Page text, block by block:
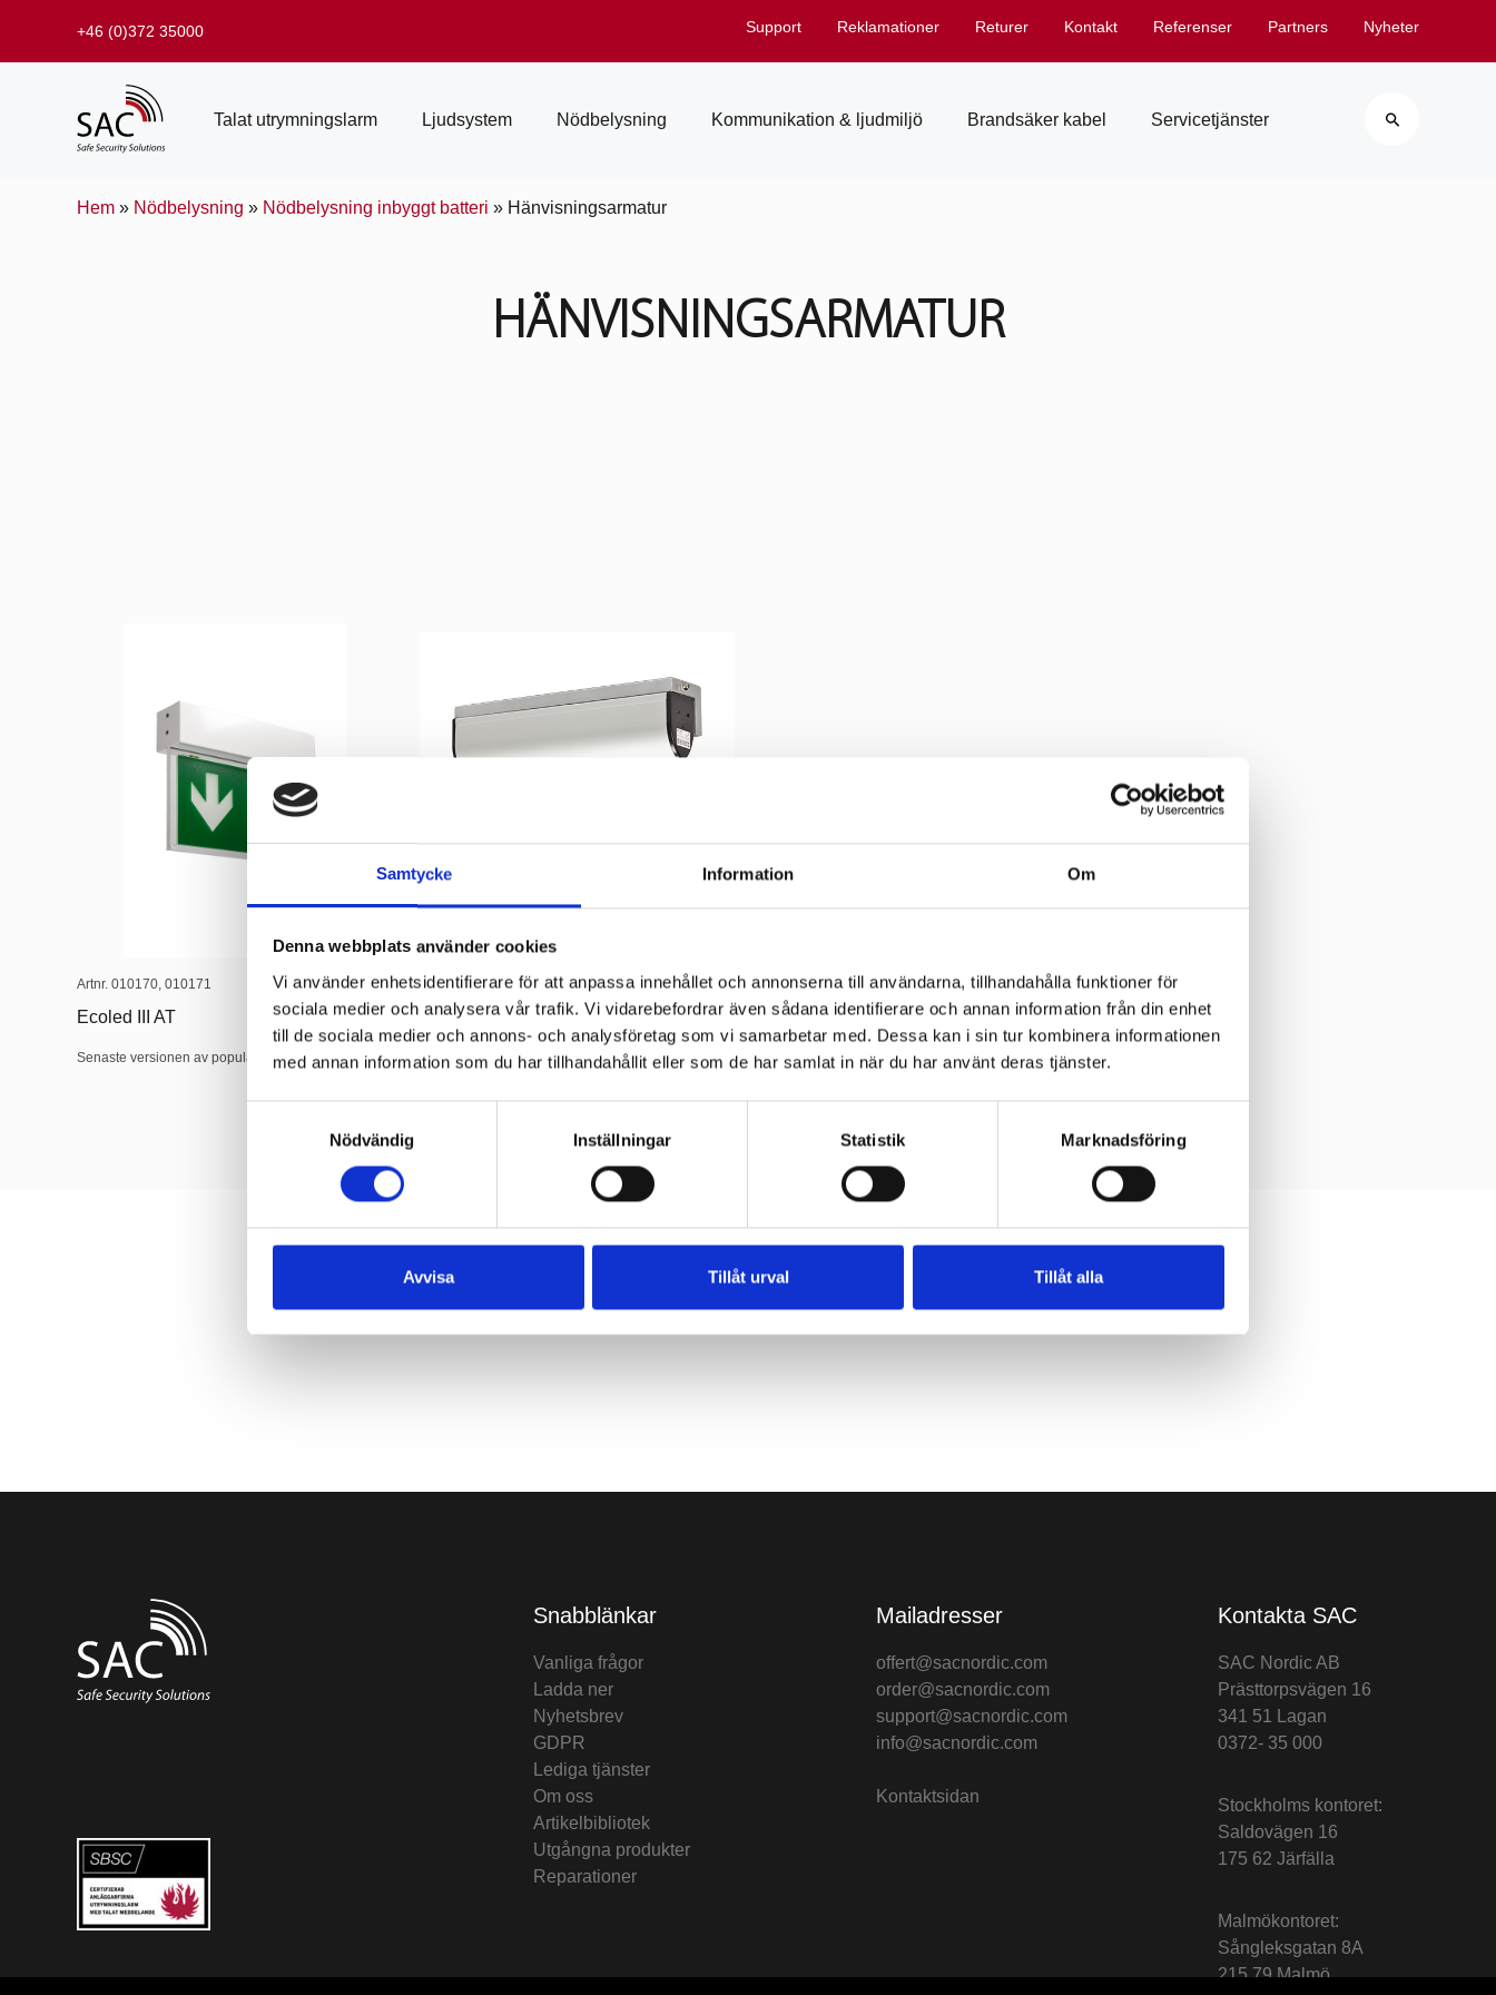
Samtycke Information Om
Denna webbplats använder cookies
Vi använder enhetsidentifierare för att anpassa innehållet och annonserna till användarna, tillhandahålla funktioner för
sociala medier och analysera vår trafik. Vi vidarebefordrar även sådana identifierare och annan information från din enhet
till de sociala medier och annons- och analysföretag som vi samarbetar med. Dessa kan i sin tur kombinera informationen
med annan information som du har tillhandahållit eller som de har samlat in när du har använt deras tjänster.
Nödvändig
Inställningar Statistik Marknadsföring
Avvisa Tillåt urval Tillåt alla
+46 (0)372 35000 Support Reklamationer Returer Kontakt Referenser Partners Nyheter
Talat utrymningslarm Ljudsystem Nödbelysning Kommunikation & ljudmiljö Brandsäker kabel Servicetjänster
Hem » Nödbelysning » Nödbelysning inbyggt batteri » Hänvisningsarmatur
HÄNVISNINGSARMATUR
Artnr. 010170, 010171
Ecoled III AT
Senaste versionen av populär armatur från Effekta!
Artnr. 460401
SAC-U25, 25m
5år garanti
Snabblänkar
Vanliga frågor
Ladda ner
Nyhetsbrev
GDPR
Lediga tjänster
Om oss
Artikelbibliotek
Utgångna produkter
Reparationer
Mailadresser
offert@sacnordic.com
order@sacnordic.com
support@sacnordic.com
info@sacnordic.com
Kontaktsidan
Kontakta SAC
SAC Nordic AB
Prästtorpsvägen 16
341 51 Lagan
0372- 35 000
Stockholms kontoret:
Saldovägen 16
175 62 Järfälla
Malmökontoret:
Sångleksgatan 8A
215 79 Malmö